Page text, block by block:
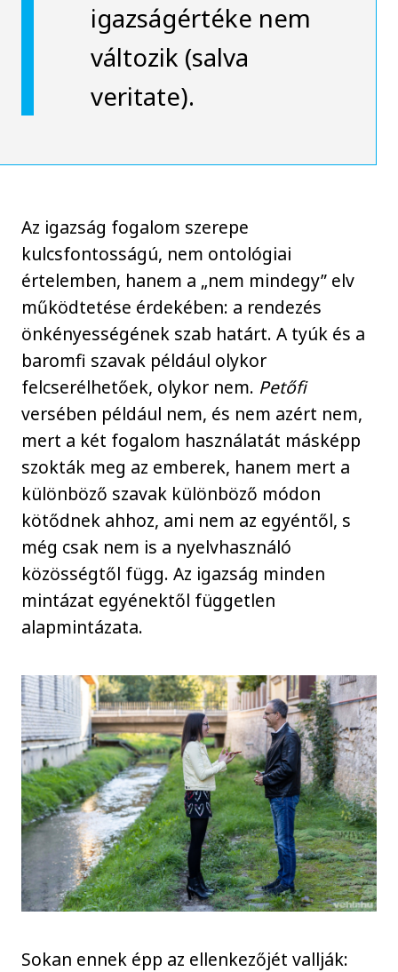
igazságértéke nem
változik (salva
veritate).
Az igazság fogalom szerepe
kulcsfontosságú, nem ontológiai
értelemben, hanem a „nem mindegy” elv
működtetése érdekében: a rendezés
önkényességének szab határt. A tyúk és a
baromfi szavak például olykor
felcserélhetőek, olykor nem. Petőfi
versében például nem, és nem azért nem,
mert a két fogalom használatát másképp
szokták meg az emberek, hanem mert a
különböző szavak különböző módon
kötődnek ahhoz, ami nem az egyéntől, s
még csak nem is a nyelvhasználó
közösségtől függ. Az igazság minden
mintázat egyénektől független
alapmintázata.
Sokan ennek épp az ellenkezőjét vallják: